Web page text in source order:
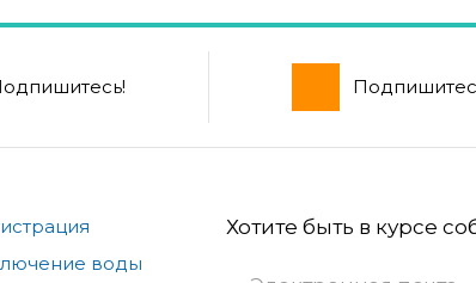
воды
Хотите быть в курсе